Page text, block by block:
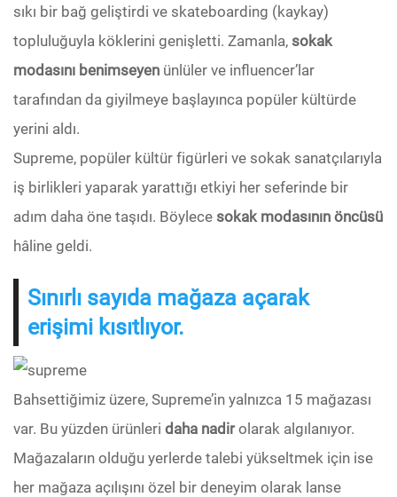
sıkı bir bağ geliştirdi ve skateboarding (kaykay)
topluluğuyla köklerini genişletti. Zamanla, sokak
modasını benimseyen ünlüler ve influencer’lar
tarafından da giyilmeye başlayınca popüler kültürde
yerini aldı.
Supreme, popüler kültür figürleri ve sokak sanatçılarıyla
iş birlikleri yaparak yarattığı etkiyi her seferinde bir
adım daha öne taşıdı. Böylece sokak modasının öncüsü
hâline geldi.
Sınırlı sayıda mağaza açarak
erişimi kısıtlıyor.
Bahsettiğimiz üzere, Supreme’in yalnızca 15 mağazası
var. Bu yüzden ürünleri daha nadirolarak algılanıyor.
Mağazaların olduğu yerlerde talebi yükseltmek için ise
her mağaza açılışını özel bir deneyim olarak lanse